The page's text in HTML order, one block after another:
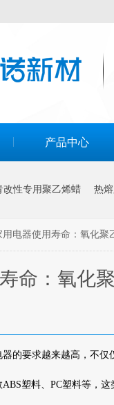
产品中心
改性专用聚乙烯蜡 热
用电器使用寿命：氧化聚
命：氧化
的要求越来越高，不仅
塑料、PC塑料等，